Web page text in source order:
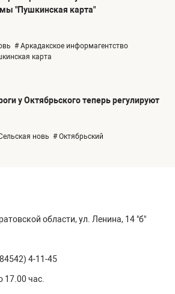
"Пушкинская карта"
# Аркадакское информагентство
карта
у Октябрьского теперь регулируют
новь # Октябрьский
области, ул. Ленина, 14 "б"
4-11-45
17.00 час.